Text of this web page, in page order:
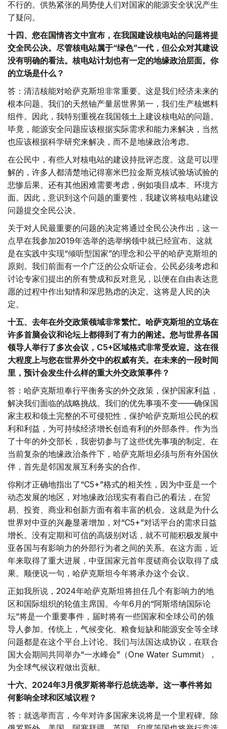
不行的。供热紧张的局势使人们对国家的能源安全状况产生
了疑问。
十四、您在国情咨文中宣布，在我国建设核电站的问题将提
交全民公决。尽管核电站属于“绿色”一代，但公众对其建设
没有明确的看法。核电站计划也有一定的地缘政治层面。你
的立场是什么？
答：清洁核能对哈萨克斯坦非常重要。这是我们经济未来的
根本问题。我们的天然铀产量居世界第一，我们生产核燃料
组件。因此，我特别重视在我国领土上建设核电站的问题。
毕竟，能源安全问题应该根据实际需求和能力来解决，当然
也应该根据科学研究来解决，而不是地缘政治考虑。
在公民中，有些人对核电站的建设持批评态度。这是可以理
解的，许多人都清楚地记得塞米巴拉金斯克核试验场试验的
悲惨后果。还有其他困难需要考虑，例如项目成本、环境方
面。因此，意识到这个问题的重要性，我建议将核电站建设
问题提交全民公决。
关于对人民最重要的问题的决定将通过全民公决作出，这一
点早在我参加2019年选举的选举纲领中就已经宣布。这就
是在实践中实现“倾听型国家”的理念和公平的哈萨克斯坦的
原则。我们前面有一个广泛的公众听证会。公民必须考虑和
讨论专家们提出的所有赞成和反对意见，以便在自由表达意
愿的过程中作出知情和深思熟虑的决定。这将是人民的决
定。
十五、去年在外交政策领域非常繁忙。哈萨克斯坦的立场在
许多首脑会议和论坛上都得到了有力的阐述。您与世界各国
领导人举行了多次会议，C5+区域格式非常受欢迎。这在很
大程度上与您在世界外交中的权威有关。在未来的一段时间
里，预计会发生什么样的重大外交政策事件？
答：哈萨克斯坦奉行平衡务实的外交政策，保护国家利益，
解决我们面临的战略挑战。我们的优先事项不变——确保国
家主权和领土完整的不可侵犯性，保护哈萨克斯坦公民的权
利和利益，为可持续经济增长创造有利的外部条件。作为当
了十年的外交部长，我密切参与了这些优先事项的制定。在
当前复杂的地缘政治条件下，哈萨克斯坦必须与所有外国伙
伴，首先是邻国发展互利务实的合作。
你刚才正确地指出了“C5+”格式的相关性，因为中亚是一个
动态发展的地区，对地缘政治现实有着自己的看法，在贸
易、投资、商业和创新方面有着丰富的机会。这就是为什么
世界对中亚的兴趣显著增加，对“C5+”对话平台的需求日益
增长。没有定期和可信的高级别对话，就不可能积极发展中
亚各国与有影响力的外部行为者之间的关系。在这方面，近
年来取得了重大进展，中亚国家元首年度磋商会议取得了成
果。顺便说一句，哈萨克斯坦今年将承办这个会议。
正如我所说，2024年哈萨克斯坦将担任几个有影响力的地
区和国际组织的轮值主席国。今年6月的“阿斯塔纳国际论
坛”将是一个重要事件，届时将有一些国家和全球公司的领
导人参加。传统上，气候变化、粮食短缺和能源安全等全球
问题都是在这个平台上讨论。我们与法国达成协议，在联合
国大会期间共同举办“一水峰会”（One Water Summit），
为全球气候议程做出贡献。
十六、2024年3月俄罗斯将举行总统选举。这一事件将如
何影响全球和区域议程？
答：就选举而言，今年对许多国家来说将是一个里程碑。除